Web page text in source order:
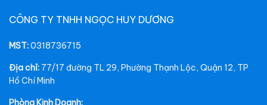
CÔNG TY TNHH NGỌC HUY DƯƠNG
MST:0318736715
Địa chỉ: 77/17 đường TL 29, Phường Thạnh Lộc, Quận 12, TP
Hồ Chí Minh
Phòng Kinh Doanh: